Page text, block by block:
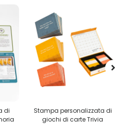
di
Stampa personalizzata di
giochi di carte Trivia